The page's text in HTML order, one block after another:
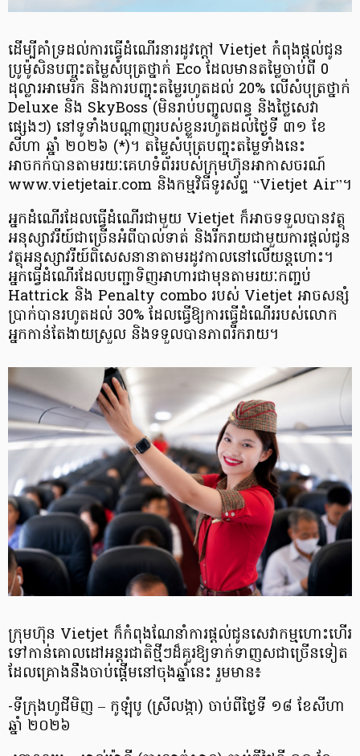
ដើម្បីគាំទ្រដល់ការធ្វើដំណើរនារដូវក្តៅ Vietjet កំពុងផ្តល់ជូន
ប្រូម៉ូសិនបញ្ចុះតម្លៃសំបុត្រថ្នាក់ Eco ដែលមានតម្លៃចាប់ពី 0
ដុល្លារអាមេរិក និងការបញ្ចុះតម្លៃរហូតដល់ 20% លើសំបុត្រថ្នាក់
Deluxe និង SkyBoss (មិនរាប់បញ្ចូលពន្ធ និងថ្លៃសេវា
ផ្សេងៗ) នៅទូទាំងបណ្តាញរបស់ខ្លួនរហូតដល់ថ្ងៃទី ៣១ ខែ
សីហា ឆ្នាំ ២០២៦ (*)។ តម្លៃសំបុត្របញ្ចុះតម្លៃទាំងនេះ
អាចកក់បានតាមរយៈគេហទំព័ររបស់ក្រុមហ៊ុនអាកាសចរណ៍
www.vietjetair.com និងកម្មវិធីទូរស័ព្ទ “Vietjet Air”។
អ្នកដំណើរដែលធ្វើដំណើរជាមួយ Vietjet ក៏អាចទទួលបានវត្ថុ​
អនុស្សាវរីយ៍ជាច្រើនអំពីបាល់ទាត់ និងរីករាយជាមួយការផ្តល់ជូន
វត្ថុ​អនុស្សាវរីយ៍ពិសេសនានាតាមរដូវកាលនៅលើយន្តហោះ។
អ្នកធ្វើដំណើរដែលបញ្ជាទិញអាហារជាមុនតាមរយៈកញ្ចប់
Hattrick និង Penalty combo របស់ Vietjet អាចសន្សំ
ប្រាក់បានរហូតដល់ 30% ដែលធ្វើឱ្យការធ្វើដំណើររបស់លោក
អ្នកកាន់តែងាយស្រួល និងទទួលបានភាពរីករាយ។
ក្រុមហ៊ុន Vietjet ក៏កំពុងណែនាំការផ្តល់ជូនសេវាកម្មហោះហើរ
ទៅកាន់គោលដៅអន្តរជាតិថ្មីៗដ៏គួរឱ្យទាក់ទាញសជាច្រើនទៀត
ដែលគ្រោងនឹងចាប់ផ្តើមនៅចុងឆ្នាំនេះ រួមមាន៖
-ទីក្រុងហូជីមិញ – កូឡុំបូ (ស្រីលង្កា) ចាប់ពីថ្ងៃទី ១៨ ខែសីហា
ឆ្នាំ ២០២៦